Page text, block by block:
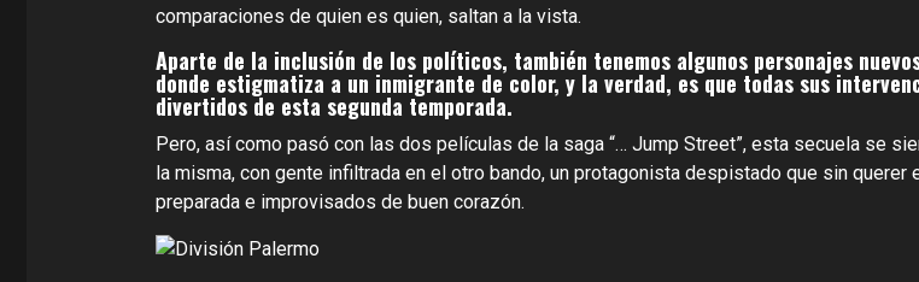
comparaciones de quien es quien, saltan a la vista.
Aparte de la inclusión de los políticos, también tenemos algunos personajes
donde estigmatiza a un inmigrante de color, y la verdad, es que todas sus
divertidos de esta segunda temporada.
Pero, así como pasó con las dos películas de la saga “… Jump Street”, esta secuela se
la misma, con gente infiltrada en el otro bando, un protagonista despistado que sin
preparada e improvisados de buen corazón.